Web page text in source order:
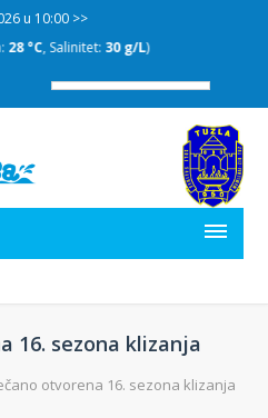
u 10:00 >>
JEZERO(Voda:28 °C
16. sezona klizanja
otvorena 16. sezona klizanja